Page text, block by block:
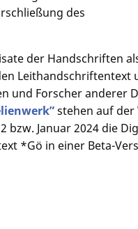
des
der Handschriften
Leithandschriftentext
und Forscher anderer
stehen auf der
bzw. Januar 2024 die
*Gö in einer Beta-